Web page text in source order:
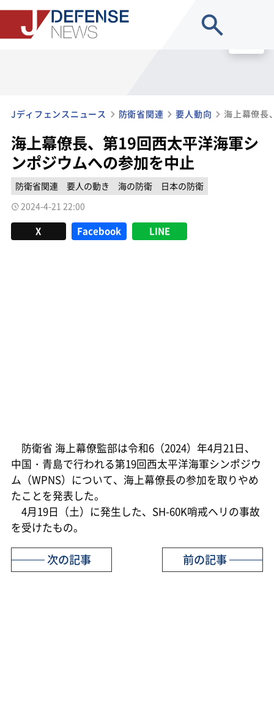
Jディフェンスニュース 防衛省関連 要人動向
海上幕僚長、第19回西太平洋海軍シ
ンポジウムへの参加を中止
防衛省関連 要人の動き 海の防衛
日本の防衛
2024-4-21 22:00
X Facebook LINE
防衛省 海上幕僚監部は令和6（2024）年4月21日、
中国・青島で行われる第19回西太平洋海軍シンポジウ
ム（WPNS）について、海上幕僚長の参加を取りやめ
たことを発表した。
4月19日（土）に発生した、SH-60K哨戒ヘリの事故
を受けたもの。
前の記事
次の記事